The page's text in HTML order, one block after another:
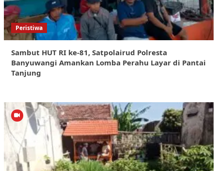
Peristiwa
Sambut HUT RI ke-81, Satpolairud Polresta
Banyuwangi Amankan Lomba Perahu Layar di Pantai
Tanjung